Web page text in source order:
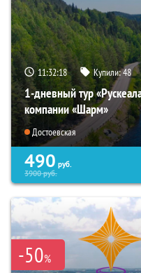
11:32:16 Купили:48
1-дневный тур
компании «Шарм»
Достоевская
490 руб.
3900руб.
-50%